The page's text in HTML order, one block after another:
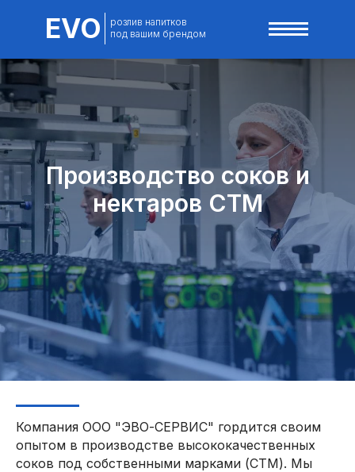
розлив напитков
под вашим брендом
Главная
Услуги
8
EVO
О нас
Производство соков и
нектаров СТМ
Компания ООО "ЭВО-СЕРВИС" гордится своим
опытом в производстве высококачественных
соков под собственными марками (СТМ). Мы